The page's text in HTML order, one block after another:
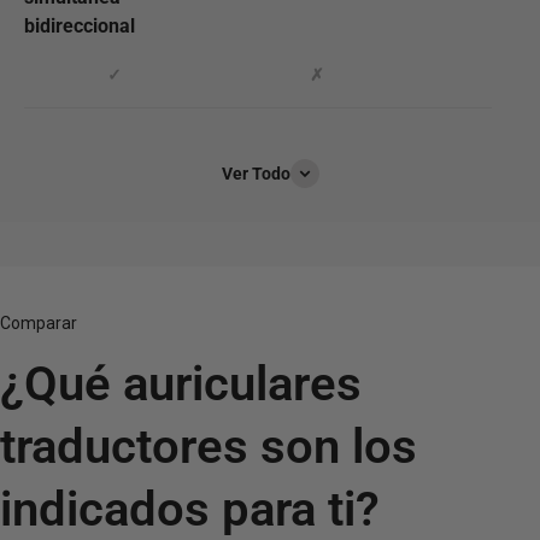
bidireccional
✓ ✗
Ver Todo
Comparar
¿Qué auriculares
traductores son los
indicados para ti?